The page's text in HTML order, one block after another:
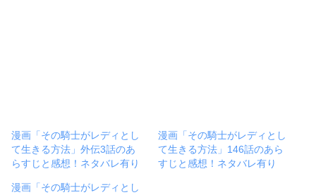
漫画「その騎士がレディとし
て生きる方法」外伝3話のあ
らすじと感想！ネタバレ有り
漫画「その騎士がレディとし
て生きる方法」146話のあら
すじと感想！ネタバレ有り
漫画「その騎士がレディとし